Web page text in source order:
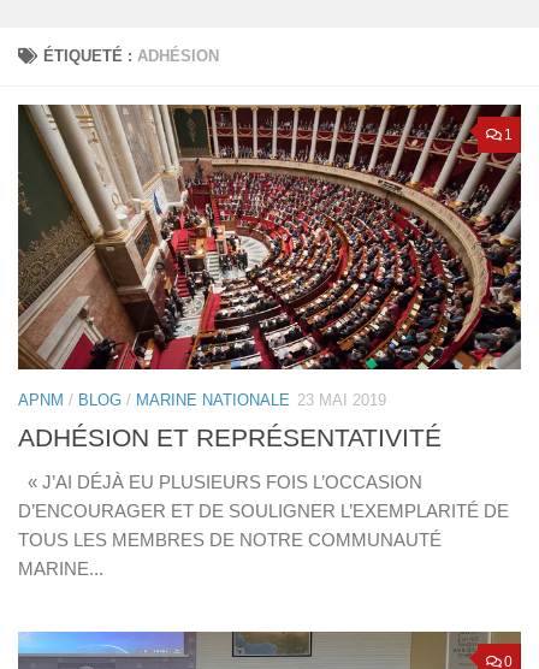
ÉTIQUETÉ :ADHÉSION
1
APNM / BLOG / MARINE NATIONALE 23 MAI 2019
ADHÉSION ET REPRÉSENTATIVITÉ
« J’AI DÉJÀ EU PLUSIEURS FOIS L’OCCASION
D’ENCOURAGER ET DE SOULIGNER L’EXEMPLARITÉ DE
TOUS LES MEMBRES DE NOTRE COMMUNAUTÉ
MARINE...
0